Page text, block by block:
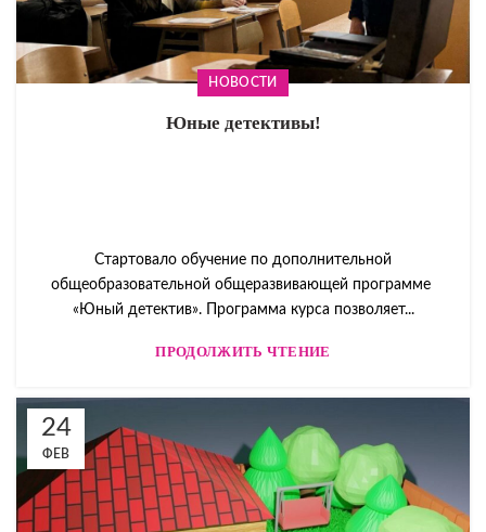
НОВОСТИ
Юные детективы!
Стартовало обучение по дополнительной
общеобразовательной общеразвивающей программе
«Юный детектив». Программа курса позволяет...
ПРОДОЛЖИТЬ ЧТЕНИЕ
24
ФЕВ